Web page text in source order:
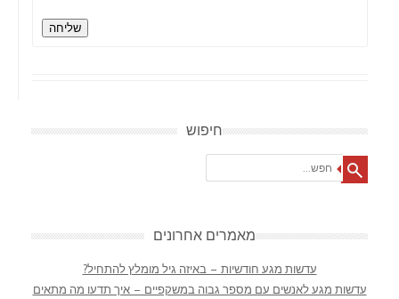
שליחה
חיפוש
מאמרים אחרונים
עדשות מגע חודשיות – באיזה גיל מומלץ להתחיל?
עדשות מגע לאנשים עם מספר גבוה במשקפיים – איך תדעו מה מתאים